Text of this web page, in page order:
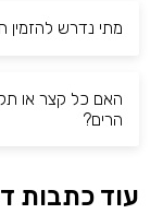
מתי נדרש להזמין
האם כל קצר או
הרים?
עוד כתבות